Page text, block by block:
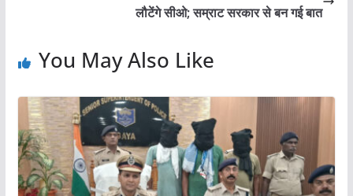
लौटेंगे सीओ; सम्राट सरकार से बन गई बात
You May Also Like